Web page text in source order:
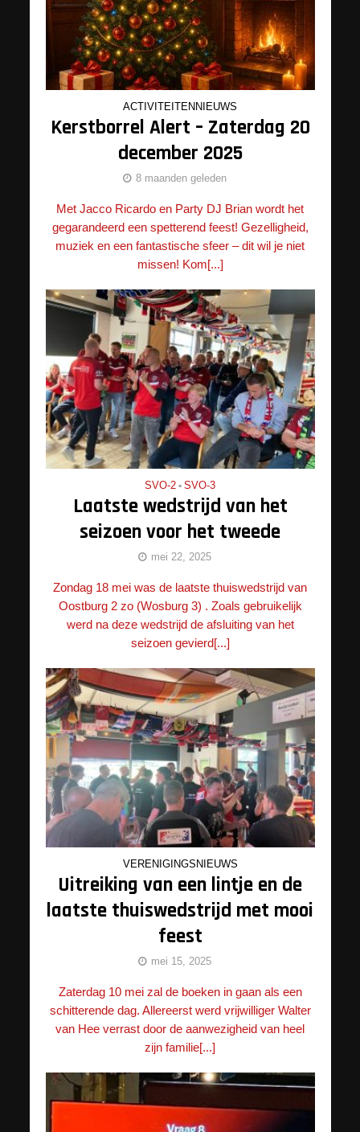
ACTIVITEITENNIEUWS
Kerstborrel Alert – Zaterdag 20
december 2025
8 maanden geleden
Met Jacco Ricardo en Party DJ Brian wordt het
gegarandeerd een spetterend feest! Gezelligheid,
muziek en een fantastische sfeer – dit wil je niet
missen! Kom[...]
SVO-2 • SVO-3
Laatste wedstrijd van het
seizoen voor het tweede
mei 22, 2025
Zondag 18 mei was de laatste thuiswedstrijd van
Oostburg 2 zo (Wosburg 3) . Zoals gebruikelijk
werd na deze wedstrijd de afsluiting van het
seizoen gevierd[...]
VERENIGINGSNIEUWS
Uitreiking van een lintje en de
laatste thuiswedstrijd met mooi
feest
mei 15, 2025
Zaterdag 10 mei zal de boeken in gaan als een
schitterende dag. Allereerst werd vrijwilliger Walter
van Hee verrast door de aanwezigheid van heel
zijn familie[...]